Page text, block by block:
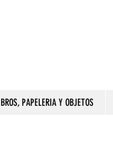
PAPELERIA Y OBJETOS